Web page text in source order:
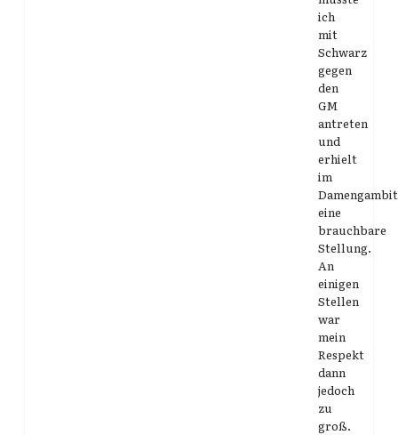
ich
mit
Schwarz
gegen
den
GM
antreten
und
erhielt
im
Damengambit
eine
brauchbare
Stellung.
An
einigen
Stellen
war
mein
Respekt
dann
jedoch
zu
groß.